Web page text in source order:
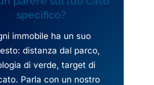
specifico?
immobile ha un suo
distanza dal parco,
di verde, target di
Parla con un nostro